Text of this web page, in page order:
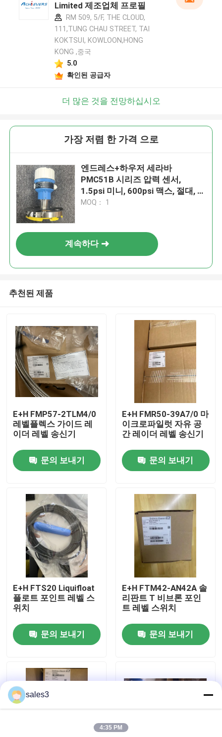
집
우리 에 관한 것
공장 투어
저희와 연락
뉴스
인용 을 요청 하십시오
News
ALLEN BRADLEY PLC 제품
피퍼 퓨치스 격리된 장벽
Limited 제조업체 프로필
RM 509, 5/F, THE CLOUD,
111,TUNG CHAU STREET, TAI
KOKTSUI, KOWLOON,HONG
KONG ,중국
5.0
확인된 공급자
더 많은 것을 전망하십시오
가장 저렴 한 가격 으로
엔드레스+하우저 세라바
PMC51B 시리즈 압력 센서,
1.5psi 미니, 600psi 맥스, 절대, 가
이드 읽기
MOQ： 1
계속하다
추천된 제품
E+H FMP57-2TLM4/0
레벨플렉스 가이드 레
이더 레벨 송신기
문의 보내기
E+H FMR50-39A7/0 마
이크로파일럿 자유 공
간 레이더 레벨 송신기
문의 보내기
E+H FTS20 Liquifloat
플로트 포인트 레벨 스
위치
문의 보내기
E+H FTM42-AN42A 솔
리판트 T 비브론 포인
트 레벨 스위치
문의 보내기
sales3
4:35 PM